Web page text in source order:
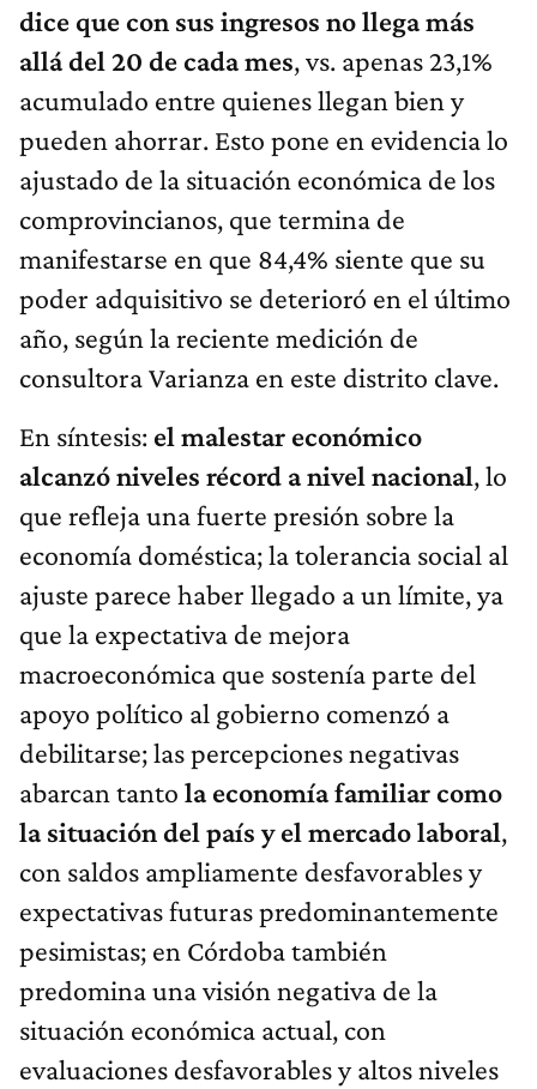
dice que con sus ingresos no llega más
allá del 20 de cada mes, vs. apenas 23,1%
acumulado entre quienes llegan bien y
pueden ahorrar. Esto pone en evidencia lo
ajustado de la situación económica de los
comprovincianos, que termina de
manifestarse en que 84,4% siente que su
poder adquisitivo se deterioró en el último
año, según la reciente medición de
consultora Varianza en este distrito clave.
En síntesis: el malestar económico
alcanzó niveles récord a nivel nacional, lo
que refleja una fuerte presión sobre la
economía doméstica; la tolerancia social al
ajuste parece haber llegado a un límite, ya
que la expectativa de mejora
macroeconómica que sostenía parte del
apoyo político al gobierno comenzó a
debilitarse; las percepciones negativas
abarcan tanto la economía familiar como
la situación del país y el mercado laboral,
con saldos ampliamente desfavorables y
expectativas futuras predominantemente
pesimistas; en Córdoba también
predomina una visión negativa de la
situación económica actual, con
evaluaciones desfavorables y altos niveles